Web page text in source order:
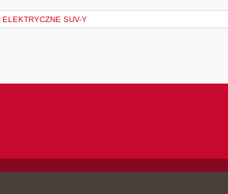
ELEKTRYCZNE SUV-Y